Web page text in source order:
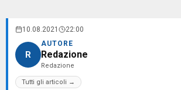
10.08.2021 22:00
R
AUTORE
Redazione
Redazione
Tutti gli articoli →